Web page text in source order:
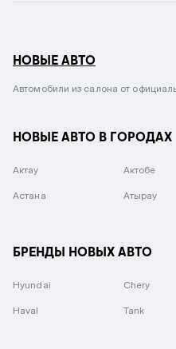
НОВЫЕ АВТО
Автомобили из салона от
НОВЫЕ АВТО В ГОРОДАХ
Актау Актобе
Астана Атырау
БРЕНДЫ НОВЫХ АВТО
Hyundai Chery
Haval Tank